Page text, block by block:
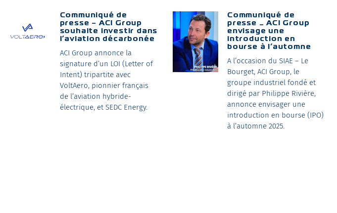
Communiqué de
presse – ACI Group
souhaite investir dans
l’aviation décarbonée
ACI Group annonce la
signature d’un LOI (Letter of
Intent) tripartite avec
VoltAero, pionnier français
de l’aviation hybride­
électrique, et SEDC Energy.
Communiqué de
presse _ ACI Group
envisage une
introduction en
bourse à l’automne
A l’occasion du SIAE – Le
Bourget, ACI Group, le
groupe industriel fondé et
dirigé par Philippe Rivière,
annonce envisager une
introduction en bourse (IPO)
à l’automne 2025.